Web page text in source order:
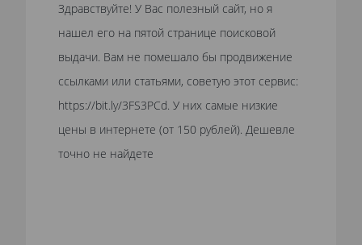
Здравствуйте! У Вас полезный сайт, но я
нашел его на пятой странице поисковой
выдачи. Вам не помешало бы продвижение
ссылками или статьями, советую этот сервис:
https://bit.ly/3FS3PCd. У них самые низкие
цены в интернете (от 150 рублей). Дешевле
точно не найдете